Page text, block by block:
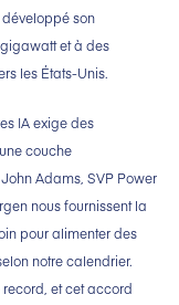
développé son
et à des
les États-Unis.
IA exige des
couche
Adams, SVP Power
nous fournissent la
pour alimenter des
notre calendrier.
record, et cet accord